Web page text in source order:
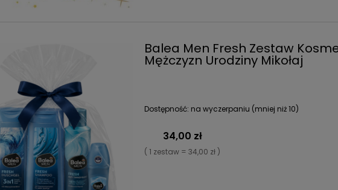
Balea Men Fresh Zestaw
Mężczyzn Urodziny Mikołaj
Dostępność: na wyczerpaniu (mniej niż 10)
34,00 zł
( 1 zestaw = 34,00 zł )